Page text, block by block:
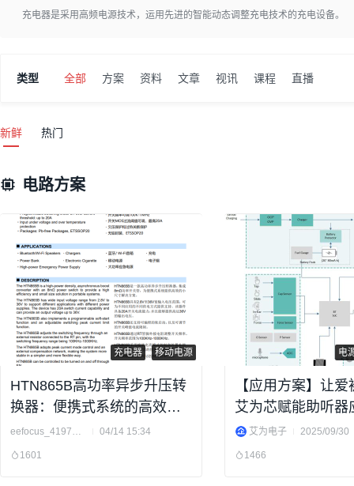
充电器是采用高频电源技术，运用先进的智能动态调整充电技术的充电设备。
类型 全部 方案 资料 文章 视讯 课程 直播
新鲜 热门
电路方案
充电器 移动电源
HTN865B高功率异步升压转
换器：便携式系统的高效电
源解决方案eefocus_4197381 04/14 15:34
1601
电
【应用方案】让
艾为芯赋能助听器
艾为电子 2025/09/30
1466